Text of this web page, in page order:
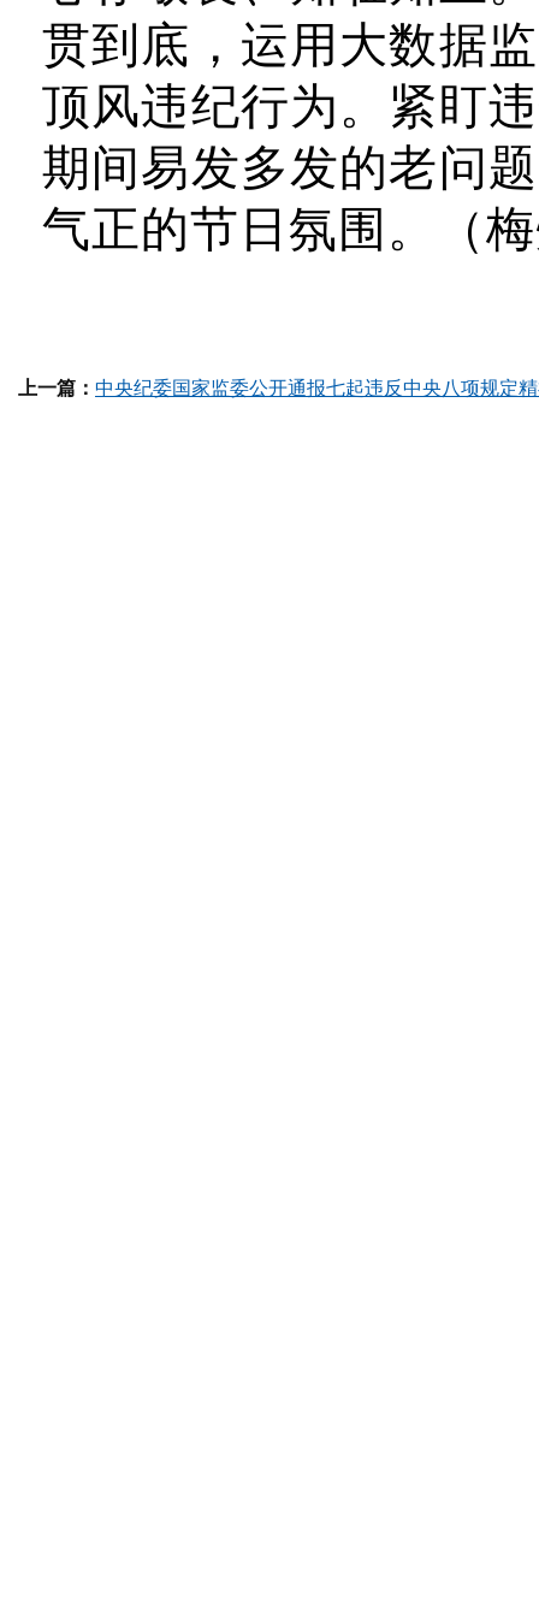
贯到底，运用大数据
顶风违纪行为。紧盯
期间易发多发的老问
气正的节日氛围。（
上一篇： 中央纪委国家监委公开通报七起违反中央八项规定